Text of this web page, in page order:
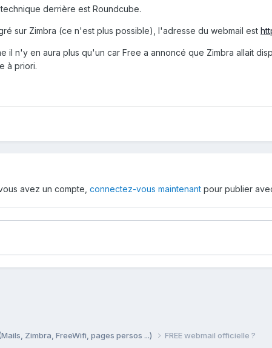
derrière est Roundcube.
sur Zimbra (ce n'est plus possible), l'adresse du webmail est
il n'y en aura plus qu'un car Free a annoncé que Zimbra allait
à priori.
avez un compte, connectez-vous maintenant pour publier
Zimbra, FreeWifi, pages persos ...) FREE webmail officielle ?